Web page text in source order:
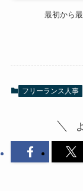
最初から
フリーランス人事